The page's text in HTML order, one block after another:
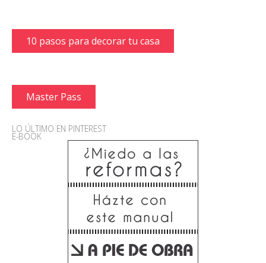
10 pasos para decorar tu casa
Master Pass
LO ÚLTIMO EN PINTEREST
E-BOOK